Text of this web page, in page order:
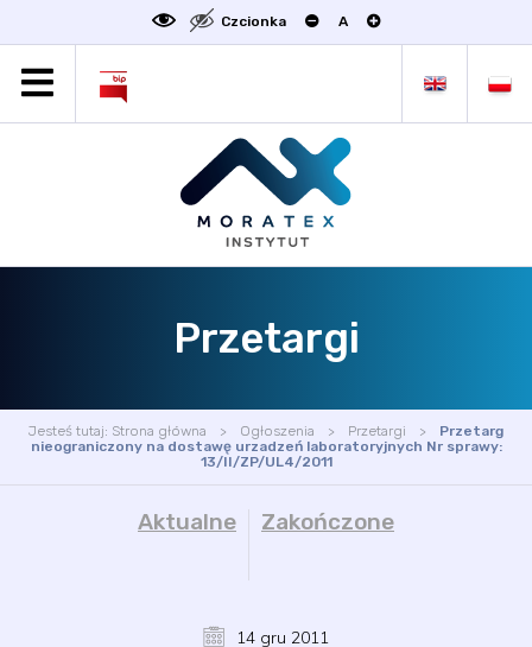
Czcionka A
DEKLARACJA DOSTĘPNOŚCI
Przetargi
Jesteś tutaj: Strona główna Ogłoszenia Przetargi
Przetarg
nieograniczony na dostawę urzadzeń laboratoryjnych Nr sprawy:
13/II/ZP/UL4/2011
Aktualne Zakończone
14 gru 2011